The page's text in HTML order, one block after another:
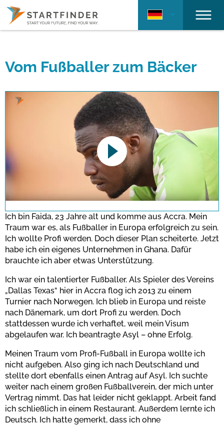
Vom Fußballer zum Bäcker
This link opens a YouTube video. Please
note the data protection regulations valid
Bestätigen
Ich bin Faida, 23 Jahre alt und komme aus Accra. Mein
Traum war es, als Fußballer in Europa erfolgreich zu sein.
Ich wollte Profi werden. Doch dieser Plan scheiterte. Jetzt
habe ich ein eigenes Unternehmen in Ghana. Dafür
brauchte ich aber etwas Unterstützung.
Ich war ein talentierter Fußballer. Als Spieler des Vereins
„Dallas Texas“ hier in Accra flog ich 2013 zu einem
Turnier nach Norwegen. Ich blieb in Europa und reiste
nach Dänemark, um dort Profi zu werden. Doch
stattdessen wurde ich verhaftet, weil mein Visum
abgelaufen war. Ich beantragte Asyl – ohne Erfolg.
Meinen Traum vom Profi-Fußball in Europa wollte ich
nicht aufgeben. Also ging ich nach Deutschland und
stellte dort ebenfalls einen Antrag auf Asyl. Ich suchte
weiter nach einem großen Fußballverein, der mich unter
Vertrag nimmt. Das hat leider nicht geklappt. Arbeit fand
ich schließlich in einem Restaurant. Außerdem lernte ich
Deutsch. Ich hatte gemerkt, dass ich ohne